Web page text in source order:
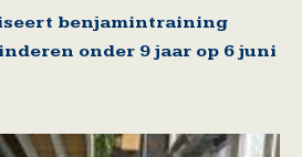
benjamintraining
onder 9 jaar op 6 juni